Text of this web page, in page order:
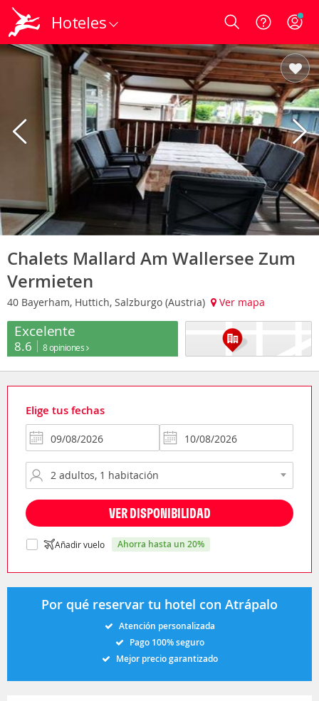
Hoteles Login
Chalets Mallard Am Wallersee Zum
Vermieten
40 Bayerham, Huttich, Salzburgo (Austria) Ver mapa
Excelente
8.6 8 opiniones
Elige tus fechas
VER DISPONIBILIDAD
Añadir vuelo ahorra hasta un 20%
Por qué reservar tu hotel con Atrápalo
Atención personalizada
Pago 100% seguro
Mejor precio garantizado